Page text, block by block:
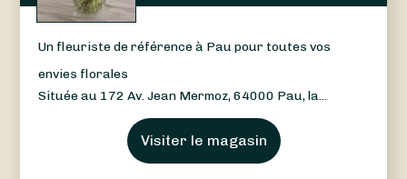
Un fleuriste de référence à Pau pour toutes vos
envies florales
Située au 172 Av. Jean Mermoz, 64000 Pau, la...
Visiter le magasin